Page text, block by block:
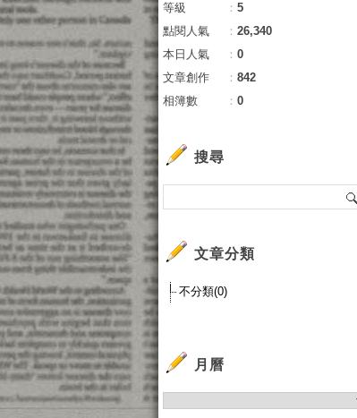
等級
： 5
點閱人氣
： 26,340
本日人氣
： 0
文章創作
： 842
相簿數
： 0
搜尋
文章分類
不分類(0)
月曆